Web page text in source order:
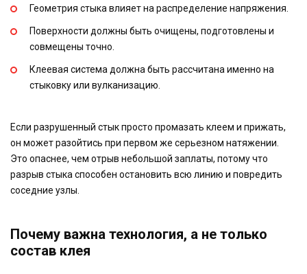
Геометрия стыка влияет на распределение напряжения.
Поверхности должны быть очищены, подготовлены и
совмещены точно.
Клеевая система должна быть рассчитана именно на
стыковку или вулканизацию.
Если разрушенный стык просто промазать клеем и прижать,
он может разойтись при первом же серьезном натяжении.
Это опаснее, чем отрыв небольшой заплаты, потому что
разрыв стыка способен остановить всю линию и повредить
соседние узлы.
Почему важна технология, а не только
состав клея